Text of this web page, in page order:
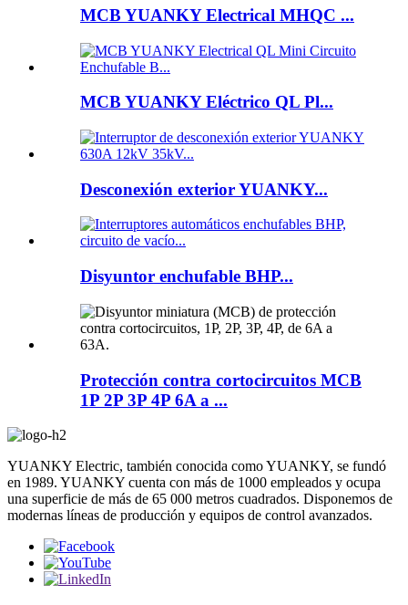
MCB YUANKY Electrical MHQC ...
MCB YUANKY Eléctrico QL Pl...
Desconexión exterior YUANKY...
Disyuntor enchufable BHP...
Protección contra cortocircuitos MCB
1P 2P 3P 4P 6A a ...
YUANKY Electric, también conocida como YUANKY, se fundó
en 1989. YUANKY cuenta con más de 1000 empleados y ocupa
una superficie de más de 65 000 metros cuadrados. Disponemos de
modernas líneas de producción y equipos de control avanzados.